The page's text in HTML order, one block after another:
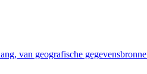
van geografische